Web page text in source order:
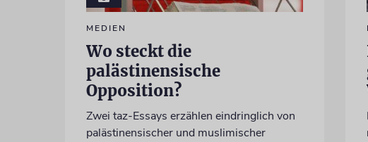
MEDIEN
Wo steckt die
palästinensische
Opposition?
Zwei taz-Essays erzählen eindringlich von
palästinensischer und muslimischer